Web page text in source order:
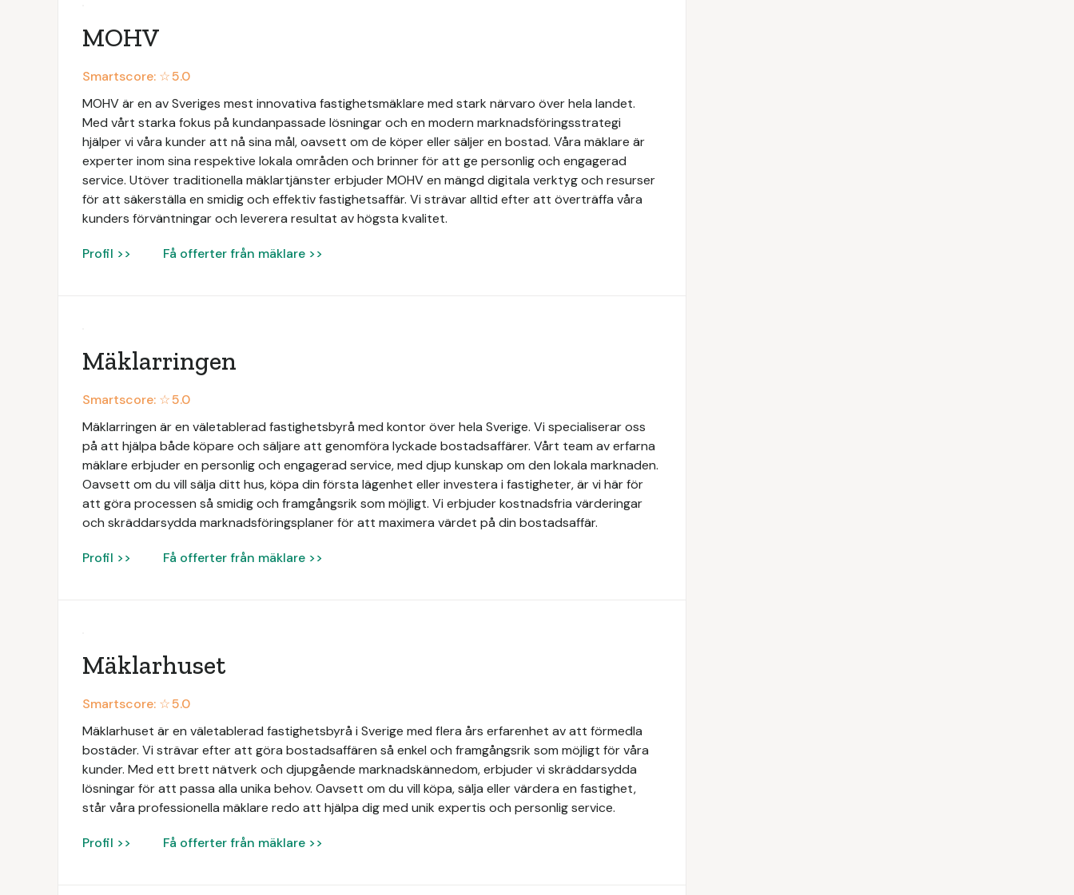
MOHV
Smartscore: ☆5.0
MOHV är en av Sveriges mest innovativa fastighetsmäklare med stark närvaro över hela landet.
Med vårt starka fokus på kundanpassade lösningar och en modern marknadsföringsstrategi
hjälper vi våra kunder att nå sina mål, oavsett om de köper eller säljer en bostad. Våra mäklare är
experter inom sina respektive lokala områden och brinner för att ge personlig och engagerad
service. Utöver traditionella mäklartjänster erbjuder MOHV en mängd digitala verktyg och resurser
för att säkerställa en smidig och effektiv fastighetsaffär. Vi strävar alltid efter att överträffa våra
kunders förväntningar och leverera resultat av högsta kvalitet.
Profil >> Få offerter från mäklare >>
Mäklarringen
Smartscore: ☆5.0
Mäklarringen är en väletablerad fastighetsbyrå med kontor över hela Sverige. Vi specialiserar oss
på att hjälpa både köpare och säljare att genomföra lyckade bostadsaffärer. Vårt team av erfarna
mäklare erbjuder en personlig och engagerad service, med djup kunskap om den lokala marknaden.
Oavsett om du vill sälja ditt hus, köpa din första lägenhet eller investera i fastigheter, är vi här för
att göra processen så smidig och framgångsrik som möjligt. Vi erbjuder kostnadsfria värderingar
och skräddarsydda marknadsföringsplaner för att maximera värdet på din bostadsaffär.
Profil >> Få offerter från mäklare >>
Mäklarhuset
Smartscore: ☆5.0
Mäklarhuset är en väletablerad fastighetsbyrå i Sverige med flera års erfarenhet av att förmedla
bostäder. Vi strävar efter att göra bostadsaffären så enkel och framgångsrik som möjligt för våra
kunder. Med ett brett nätverk och djupgående marknadskännedom, erbjuder vi skräddarsydda
lösningar för att passa alla unika behov. Oavsett om du vill köpa, sälja eller värdera en fastighet,
står våra professionella mäklare redo att hjälpa dig med unik expertis och personlig service.
Profil >> Få offerter från mäklare >>